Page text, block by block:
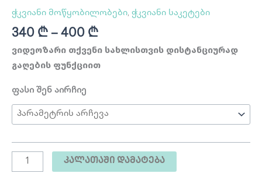
ჭკვიანი მოწყობილობები, ჭკვიანი საკეტები
340 ₾ – 400 ₾
ვიდეოზარი თქვენი სახლისთვის დისტანციურად
გაღების ფუნქციით
ფასი შენ აირჩიე
ᲙᲐᲚᲐᲗᲐᲨᲘ ᲓᲐᲛᲐᲢᲔᲑᲐ